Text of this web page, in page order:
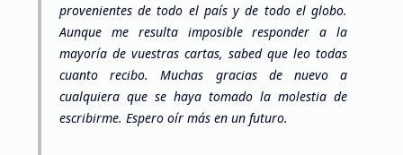
provenientes de todo el país y de todo el globo.
Aunque me resulta imposible responder a la
mayoría de vuestras cartas, sabed que leo todas
cuanto recibo. Muchas gracias de nuevo a
cualquiera que se haya tomado la molestia de
escribirme. Espero oír más en un futuro.